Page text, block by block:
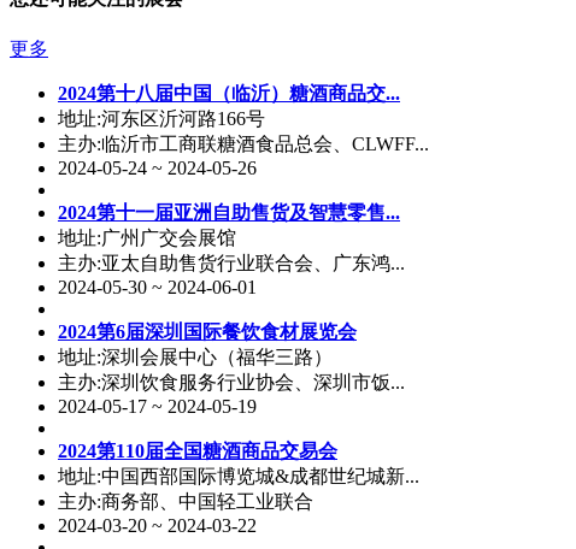
更多
2024第十八届中国（临沂）糖酒商品交...
地址:河东区沂河路166号
主办:临沂市工商联糖酒食品总会、CLWFF...
2024-05-24 ~ 2024-05-26
2024第十一届亚洲自助售货及智慧零售...
地址:广州广交会展馆
主办:亚太自助售货行业联合会、广东鸿...
2024-05-30 ~ 2024-06-01
2024第6届深圳国际餐饮食材展览会
地址:深圳会展中心（福华三路）
主办:深圳饮食服务行业协会、深圳市饭...
2024-05-17 ~ 2024-05-19
2024第110届全国糖酒商品交易会
地址:中国西部国际博览城&成都世纪城新...
主办:商务部、中国轻工业联合
2024-03-20 ~ 2024-03-22